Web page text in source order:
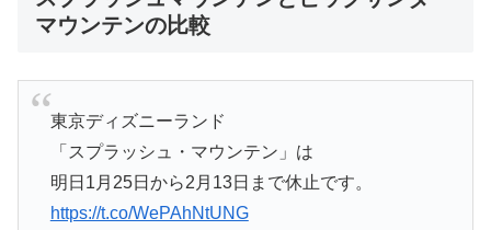
マウンテンの比較
東京ディズニーランド
「スプラッシュ・マウンテン」は
明日1月25日から2月13日まで休止です。
https://t.co/WePAhNtUNG